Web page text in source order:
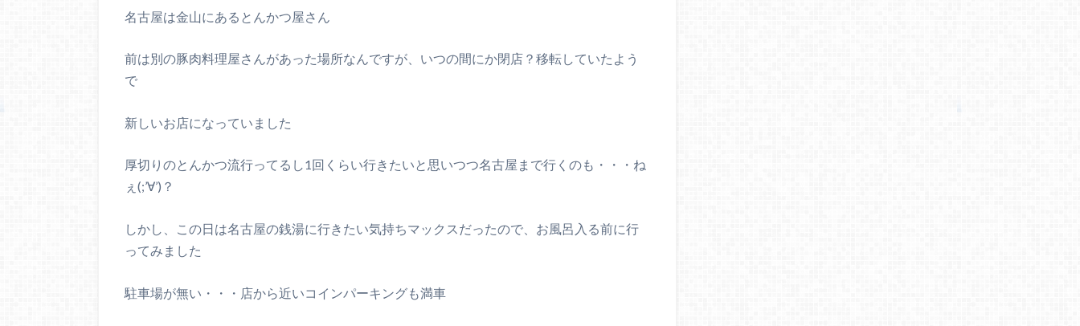
名古屋は金山にあるとんかつ屋さん
前は別の豚肉料理屋さんがあった場所なんですが、いつの間にか閉店？移転していたよう
で
新しいお店になっていました
厚切りのとんかつ流行ってるし1回くらい行きたいと思いつつ名古屋まで行くのも・・・ね
ぇ(;’∀’)？
しかし、この日は名古屋の銭湯に行きたい気持ちマックスだったので、お風呂入る前に行
ってみました
駐車場が無い・・・店から近いコインパーキングも満車